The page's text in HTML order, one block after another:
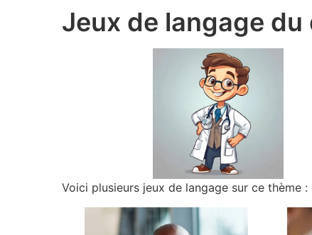
Jeux de langage
Voici plusieurs jeux de langage sur ce thème :